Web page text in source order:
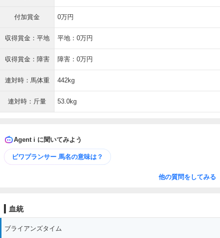
付加賞金 0万円
収得賞金：平地 平地：0万円
収得賞金：障害 障害：0万円
連対時：馬体重 442kg
連対時：斤量 53.0kg
Agent i に聞いてみよう
ビワプランサー 馬名の意味は？
他の質問をしてみる
血統
ブライアンズタイム